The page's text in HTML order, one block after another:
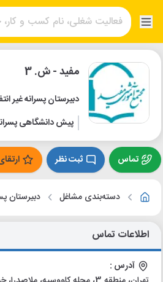
مفید - ش. 3
دبیرستان پسرانه غیر
پیش دانشگاهی
تماس ثبت نظر
دسته‌بندی مشاغل دبیرستان
اطلاعات تماس
آدرس :